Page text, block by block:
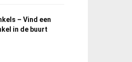
– Vind een
in de buurt